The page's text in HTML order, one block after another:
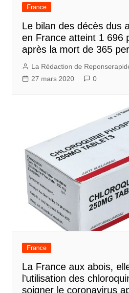
France
Le bilan des décès dus
en France atteint 1 696
après la mort de 365
La Rédaction de
27 mars 2020
0
France
La France aux abois,
l’utilisation des
soigner le coronavirus